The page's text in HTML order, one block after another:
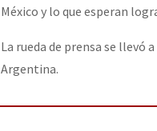
México y lo que esperan
La rueda de prensa se llevó
Argentina.